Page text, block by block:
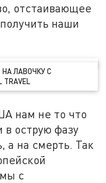
отстаивающее
наши
ЛАВОЧКУ С
нам не то что
в острую фазу
а на смерть. Так
с